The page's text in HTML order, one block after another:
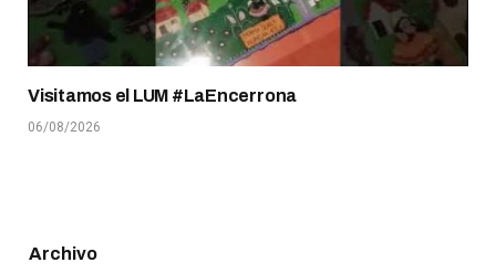
Visitamos el LUM #LaEncerrona
06/08/2026
Archivo